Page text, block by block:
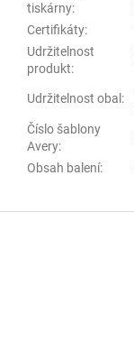
tiskárny:
Certifikáty:
Udržitelnost
produkt:
Udržitelnost obal :
Číslo šablony
Avery:
Obsah balení: